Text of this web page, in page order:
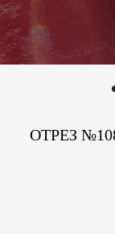
ОТРЕЗ